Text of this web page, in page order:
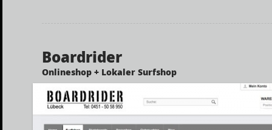
Boardrider
Onlineshop + Lokaler Surfshop